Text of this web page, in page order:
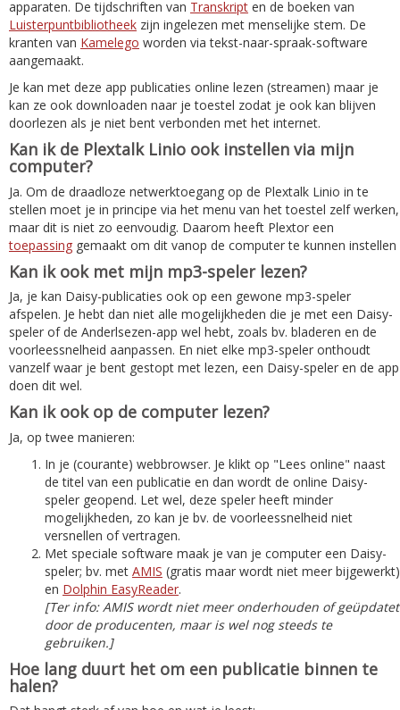
apparaten. De tijdschriften van Transkript en de boeken van
Luisterpuntbibliotheek zijn ingelezen met menselijke stem. De
kranten van Kamelego worden via tekst-naar-spraak-software
aangemaakt.
Je kan met deze app publicaties online lezen (streamen) maar je
kan ze ook downloaden naar je toestel zodat je ook kan blijven
doorlezen als je niet bent verbonden met het internet.
Kan ik de Plextalk Linio ook instellen via mijn
computer?
Ja. Om de draadloze netwerktoegang op de Plextalk Linio in te
stellen moet je in principe via het menu van het toestel zelf werken,
maar dit is niet zo eenvoudig. Daarom heeft Plextor een
toepassing gemaakt om dit vanop de computer te kunnen instellen
Kan ik ook met mijn mp3-speler lezen?
Ja, je kan Daisy-publicaties ook op een gewone mp3-speler
afspelen. Je hebt dan niet alle mogelijkheden die je met een Daisy-
speler of de Anderlsezen-app wel hebt, zoals bv. bladeren en de
voorleessnelheid aanpassen. En niet elke mp3-speler onthoudt
vanzelf waar je bent gestopt met lezen, een Daisy-speler en de app
doen dit wel.
Kan ik ook op de computer lezen?
Ja, op twee manieren:
In je (courante) webbrowser. Je klikt op "Lees online" naast
de titel van een publicatie en dan wordt de online Daisy-
speler geopend. Let wel, deze speler heeft minder
mogelijkheden, zo kan je bv. de voorleessnelheid niet
versnellen of vertragen.
Met speciale software maak je van je computer een Daisy-
speler; bv. met AMIS (gratis maar wordt niet meer bijgewerkt)
en Dolphin EasyReader.
[Ter info: AMIS wordt niet meer onderhouden of geüpdatet
door de producenten, maar is wel nog steeds te
gebruiken.]
Hoe lang duurt het om een publicatie binnen te
halen?